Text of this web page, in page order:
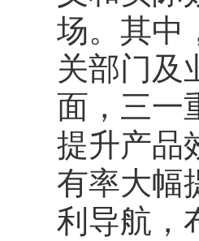
场。其中
关部门及
面，三一
提升产品
有率大幅
利导航，